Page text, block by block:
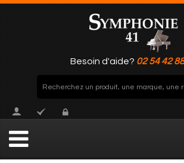
Besoin d'aide? 02 54 42